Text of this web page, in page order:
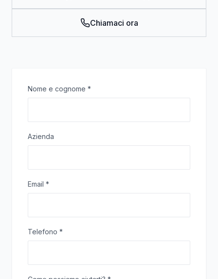
Chiamaci ora
Nome e cognome *
Azienda
Email *
Telefono *